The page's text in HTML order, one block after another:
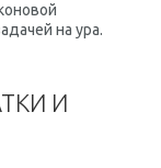
на ура.
И